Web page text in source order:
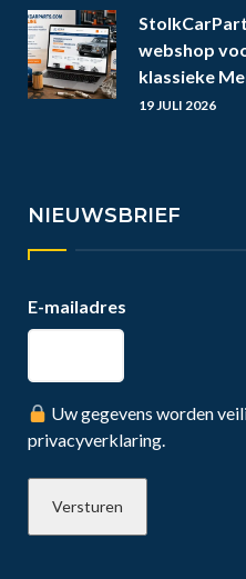
webshop
klassieke
19 JULI 2026
NIEUWSBRIEF
E-mailadres
Uw gegevens worden
privacyverklaring.